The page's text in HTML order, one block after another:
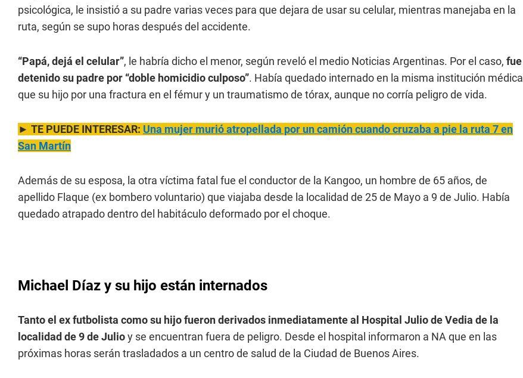
psicológica, le insistió a su padre varias veces para que dejara de usar su celular, mientras manejaba en la
ruta, según se supo horas después del accidente.
“Papá, dejá el celular”, le habría dicho el menor, según reveló el medio Noticias Argentinas. Por el caso, fue
detenido su padre por “doble homicidio culposo”. Había quedado internado en la misma institución médica
que su hijo por una fractura en el fémur y un traumatismo de tórax, aunque no corría peligro de vida.
► TE PUEDE INTERESAR: Una mujer murió atropellada por un camión cuando cruzaba a pie la ruta 7 en
San Martín
Además de su esposa, la otra víctima fatal fue el conductor de la Kangoo, un hombre de 65 años, de
apellido Flaque (ex bombero voluntario) que viajaba desde la localidad de 25 de Mayo a 9 de Julio. Había
quedado atrapado dentro del habitáculo deformado por el choque.
Michael Díaz y su hijo están internados
Tanto el ex futbolista como su hijo fueron derivados inmediatamente al Hospital Julio de Vedia de la
localidad de 9 de Julioy se encuentran fuera de peligro. Desde el hospital informaron a NA que en las
próximas horas serán trasladados a un centro de salud de la Ciudad de Buenos Aires.